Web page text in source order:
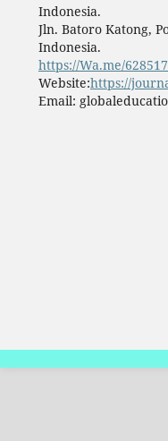
Indonesia.
Jln. Batoro Katong,
Indonesia.
https://Wa.me/
Website:https://
Email: